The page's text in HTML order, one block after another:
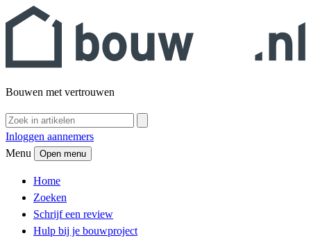
Bouwen met vertrouwen
Inloggen aannemers
Menu
Open menu
Home
Zoeken
Schrijf een review
Hulp bij je bouwproject